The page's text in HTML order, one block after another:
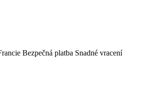
Bezpečná platba Snadné vracení